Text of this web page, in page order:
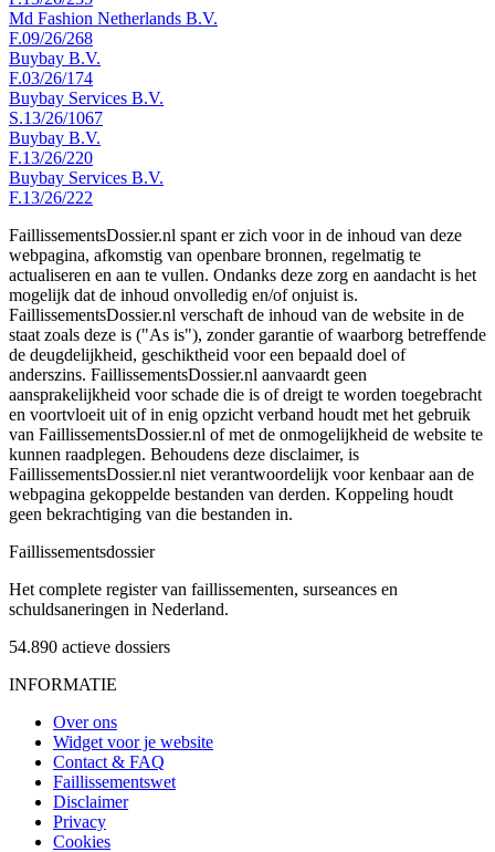
Md Fashion Netherlands B.V.
F.09/26/268
Buybay B.V.
F.03/26/174
Buybay Services B.V.
S.13/26/1067
Buybay B.V.
F.13/26/220
Buybay Services B.V.
F.13/26/222
FaillissementsDossier.nl spant er zich voor in de inhoud van deze
webpagina, afkomstig van openbare bronnen, regelmatig te
actualiseren en aan te vullen. Ondanks deze zorg en aandacht is het
mogelijk dat de inhoud onvolledig en/of onjuist is.
FaillissementsDossier.nl verschaft de inhoud van de website in de
staat zoals deze is ("As is"), zonder garantie of waarborg betreffende
de deugdelijkheid, geschiktheid voor een bepaald doel of
anderszins. FaillissementsDossier.nl aanvaardt geen
aansprakelijkheid voor schade die is of dreigt te worden toegebracht
en voortvloeit uit of in enig opzicht verband houdt met het gebruik
van FaillissementsDossier.nl of met de onmogelijkheid de website te
kunnen raadplegen. Behoudens deze disclaimer, is
FaillissementsDossier.nl niet verantwoordelijk voor kenbaar aan de
webpagina gekoppelde bestanden van derden. Koppeling houdt
geen bekrachtiging van die bestanden in.
Faillissementsdossier
Het complete register van faillissementen, surseances en
schuldsaneringen in Nederland.
54.890 actieve dossiers
INFORMATIE
Over ons
Widget voor je website
Contact & FAQ
Faillissementswet
Disclaimer
Privacy
Cookies